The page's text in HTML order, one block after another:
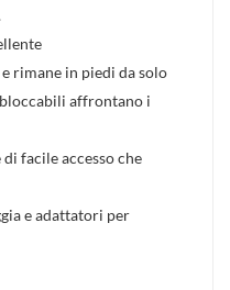
rimane in piedi da solo
affrontano i
facile accesso che
e adattatori per